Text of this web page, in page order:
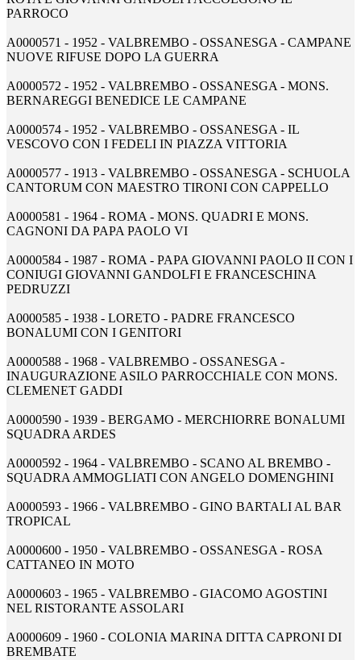
PARROCO
A0000571 - 1952 - VALBREMBO - OSSANESGA - CAMPANE
NUOVE RIFUSE DOPO LA GUERRA
A0000572 - 1952 - VALBREMBO - OSSANESGA - MONS.
BERNAREGGI BENEDICE LE CAMPANE
A0000574 - 1952 - VALBREMBO - OSSANESGA - IL
VESCOVO CON I FEDELI IN PIAZZA VITTORIA
A0000577 - 1913 - VALBREMBO - OSSANESGA - SCHUOLA
CANTORUM CON MAESTRO TIRONI CON CAPPELLO
A0000581 - 1964 - ROMA - MONS. QUADRI E MONS.
CAGNONI DA PAPA PAOLO VI
A0000584 - 1987 - ROMA - PAPA GIOVANNI PAOLO II CON I
CONIUGI GIOVANNI GANDOLFI E FRANCESCHINA
PEDRUZZI
A0000585 - 1938 - LORETO - PADRE FRANCESCO
BONALUMI CON I GENITORI
A0000588 - 1968 - VALBREMBO - OSSANESGA -
INAUGURAZIONE ASILO PARROCCHIALE CON MONS.
CLEMENET GADDI
A0000590 - 1939 - BERGAMO - MERCHIORRE BONALUMI
SQUADRA ARDES
A0000592 - 1964 - VALBREMBO - SCANO AL BREMBO -
SQUADRA AMMOGLIATI CON ANGELO DOMENGHINI
A0000593 - 1966 - VALBREMBO - GINO BARTALI AL BAR
TROPICAL
A0000600 - 1950 - VALBREMBO - OSSANESGA - ROSA
CATTANEO IN MOTO
A0000603 - 1965 - VALBREMBO - GIACOMO AGOSTINI
NEL RISTORANTE ASSOLARI
A0000609 - 1960 - COLONIA MARINA DITTA CAPRONI DI
BREMBATE